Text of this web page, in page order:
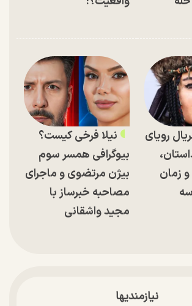
رویای
زمان
نیلا فرخی کیست؟
بیوگرافی همسر سوم
بیژن مرتضوی و ماجرای
مصاحبه خبرساز با
مجید واشقانی
نیازمندیها